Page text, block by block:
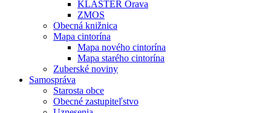
KLASTER Orava
ZMOS
Obecná knižnica
Mapa cintorína
Mapa nového cintorína
Mapa starého cintorína
Zuberské noviny
Samospráva
Starosta obce
Obecné zastupiteľstvo